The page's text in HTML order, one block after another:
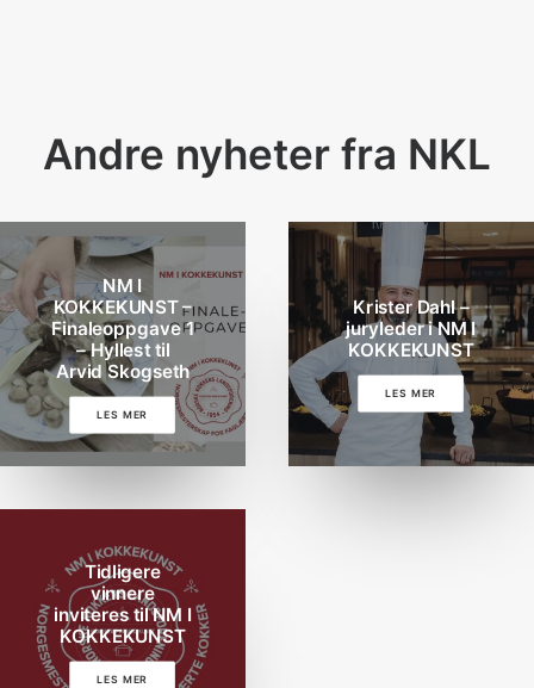
Andre nyheter fra NKL
NM I
KOKKEKUNST –
Finaleoppgave 1
– Hyllest til
Arvid Skogseth
LES MER
Krister Dahl –
juryleder i NM I
KOKKEKUNST
LES MER
Tidligere
vinnere
inviteres til NM I
KOKKEKUNST
LES MER